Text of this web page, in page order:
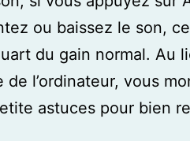
ou baissez le son,
du gain normal. Au
de l’ordinateur, vous
astuces pour bien